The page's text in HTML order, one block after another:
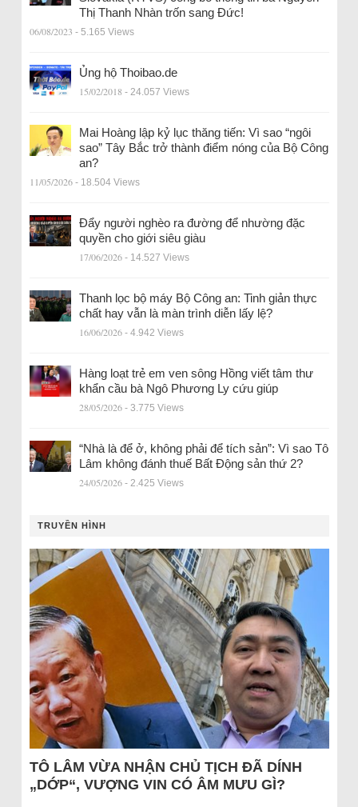
Thị Thanh Nhàn trốn sang Đức!
06/08/2023 - 5.165 Views
Ủng hộ Thoibao.de
15/02/2018 - 24.057 Views
Mai Hoàng lập kỷ lục thăng tiến: Vì sao “ngôi
sao” Tây Bắc trở thành điểm nóng của Bộ Công
an?
11/05/2026 - 18.504 Views
Đẩy người nghèo ra đường để nhường đặc
quyền cho giới siêu giàu
17/06/2026 - 14.527 Views
Thanh lọc bộ máy Bộ Công an: Tinh giản thực
chất hay vẫn là màn trình diễn lấy lệ?
16/06/2026 - 4.942 Views
Hàng loạt trẻ em ven sông Hồng viết tâm thư
khẩn cầu bà Ngô Phương Ly cứu giúp
28/05/2026 - 3.775 Views
“Nhà là để ở, không phải để tích sản”: Vì sao Tô
Lâm không đánh thuế Bất Động sản thứ 2?
24/05/2026 - 2.425 Views
TRUYỀN HÌNH
TÔ LÂM VỪA NHẬN CHỦ TỊCH ĐÃ DÍNH
„DỚP“, VƯỢNG VIN CÓ ÂM MƯU GÌ?